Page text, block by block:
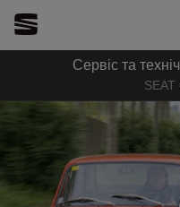
Сервіс та
SEAT